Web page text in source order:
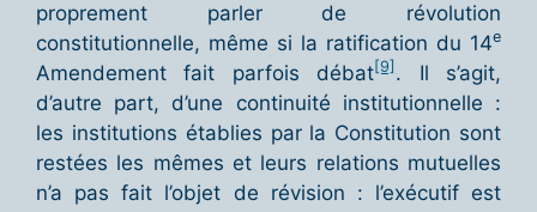
proprement parler de révolution
constitutionnelle, même si la ratification du 14e
Amendement fait parfois débat[9] . Il s’agit,
d’autre part, d’une continuité institutionnelle :
les institutions établies par la Constitution sont
restées les mêmes et leurs relations mutuelles
n’a pas fait l’objet de révision : l’exécutif est